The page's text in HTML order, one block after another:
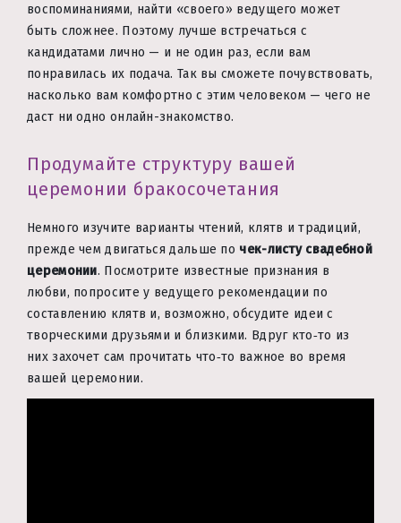
воспоминаниями, найти «своего» ведущего может
быть сложнее. Поэтому лучше встречаться с
кандидатами лично — и не один раз, если вам
понравилась их подача. Так вы сможете почувствовать,
насколько вам комфортно с этим человеком — чего не
даст ни одно онлайн-знакомство.
Продумайте структуру вашей
церемонии бракосочетания
Немного изучите варианты чтений, клятв и традиций,
прежде чем двигаться дальше по чек-листу свадебной
церемонии. Посмотрите известные признания в
любви, попросите у ведущего рекомендации по
составлению клятв и, возможно, обсудите идеи с
творческими друзьями и близкими. Вдруг кто‑то из
них захочет сам прочитать что‑то важное во время
вашей церемонии.